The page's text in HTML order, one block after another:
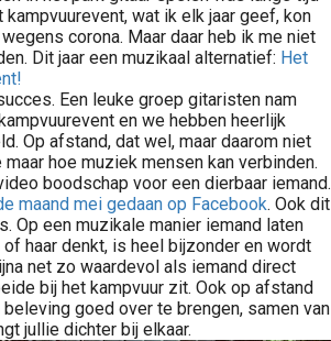
wat ik elk jaar geef, kon
corona. Maar daar heb ik me niet
Dit jaar een muzikaal alternatief: Het
Een leuke groep gitaristen nam
en we hebben heerlijk
Op afstand, dat wel, maar daarom niet
hoe muziek mensen kan verbinden.
boodschap voor een dierbaar iemand.
maand mei gedaan op Facebook. Ook dit
Op een muzikale manier iemand laten
haar denkt, is heel bijzonder en wordt
net zo waardevol als iemand direct
bij het kampvuur zit. Ook op afstand
goed over te brengen, samen van
jullie dichter bij elkaar.